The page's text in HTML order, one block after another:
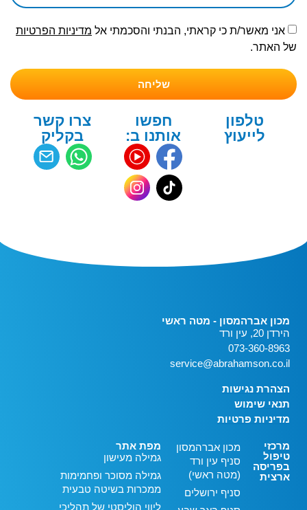
אני מאשר/ת כי קראתי, הבנתי והסכמתי אל מדיניות הפרטיות
של האתר.
שליחה
טלפון
לייעוץ
חפשו
אותנו ב:
צרו קשר
בקליק
מכון אברהמסון - מטה ראשי
הירדן 20, עין ורד
073-360-8963
service@abrahamson.co.il
הצהרת נגישות
תנאי שימוש
מדיניות פרטיות
מרכזי
טיפול
בפריסה
ארצית
מכון אברהמסון
סניף עין ורד
(מטה ראשי)
סניף ירושלים
מפת אתר
גמילה מעישון
גמילה מסוכר ופחמימות
ממכרות בשיטה טבעית
ליווי הוליסטי של תהליכי